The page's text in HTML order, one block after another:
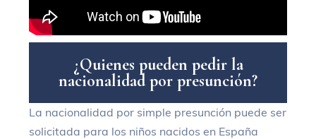
¿Quienes pueden pedir la
nacionalidad por presunción?
La nacionalidad por simple presunción puede ser
solicitada para los niños nacidos en España